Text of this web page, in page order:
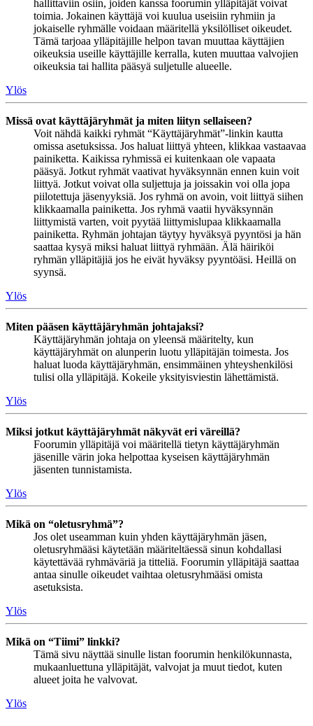
hallittaviin osiin, joiden kanssa foorumin ylläpitäjät voivat
toimia. Jokainen käyttäjä voi kuulua useisiin ryhmiin ja
jokaiselle ryhmälle voidaan määritellä yksilölliset oikeudet.
Tämä tarjoaa ylläpitäjille helpon tavan muuttaa käyttäjien
oikeuksia useille käyttäjille kerralla, kuten muuttaa valvojien
oikeuksia tai hallita pääsyä suljetulle alueelle.
Ylös
Missä ovat käyttäjäryhmät ja miten liityn sellaiseen?
Voit nähdä kaikki ryhmät “Käyttäjäryhmät”-linkin kautta
omissa asetuksissa. Jos haluat liittyä yhteen, klikkaa vastaavaa
painiketta. Kaikissa ryhmissä ei kuitenkaan ole vapaata
pääsyä. Jotkut ryhmät vaativat hyväksynnän ennen kuin voit
liittyä. Jotkut voivat olla suljettuja ja joissakin voi olla jopa
piilotettuja jäsenyyksiä. Jos ryhmä on avoin, voit liittyä siihen
klikkaamalla painiketta. Jos ryhmä vaatii hyväksynnän
liittymistä varten, voit pyytää liittymislupaa klikkaamalla
painiketta. Ryhmän johtajan täytyy hyväksyä pyyntösi ja hän
saattaa kysyä miksi haluat liittyä ryhmään. Älä häiriköi
ryhmän ylläpitäjiä jos he eivät hyväksy pyyntöäsi. Heillä on
syynsä.
Ylös
Miten pääsen käyttäjäryhmän johtajaksi?
Käyttäjäryhmän johtaja on yleensä määritelty, kun
käyttäjäryhmät on alunperin luotu ylläpitäjän toimesta. Jos
haluat luoda käyttäjäryhmän, ensimmäinen yhteyshenkilösi
tulisi olla ylläpitäjä. Kokeile yksityisviestin lähettämistä.
Ylös
Miksi jotkut käyttäjäryhmät näkyvät eri väreillä?
Foorumin ylläpitäjä voi määritellä tietyn käyttäjäryhmän
jäsenille värin joka helpottaa kyseisen käyttäjäryhmän
jäsenten tunnistamista.
Ylös
Mikä on “oletusryhmä”?
Jos olet useamman kuin yhden käyttäjäryhmän jäsen,
oletusryhmääsi käytetään määriteltäessä sinun kohdallasi
käytettävää ryhmäväriä ja titteliä. Foorumin ylläpitäjä saattaa
antaa sinulle oikeudet vaihtaa oletusryhmääsi omista
asetuksista.
Ylös
Mikä on “Tiimi” linkki?
Tämä sivu näyttää sinulle listan foorumin henkilökunnasta,
mukaanluettuna ylläpitäjät, valvojat ja muut tiedot, kuten
alueet joita he valvovat.
Ylös